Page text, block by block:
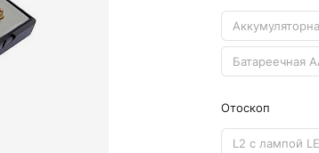
и наборы
камертонов
светильники
части к медицинским светильникам
Батареечная
Отоскоп
L2 с лампой